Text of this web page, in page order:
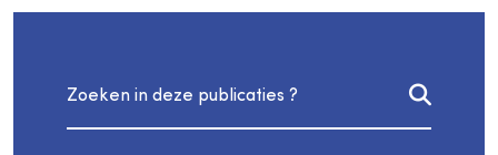
level
navigation